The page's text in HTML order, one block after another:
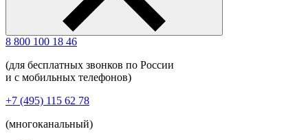
8 800 100 18 46
(для бесплатных звонков по России
и с мобильных телефонов)
+7 (495) 115 62 78
(многоканальный)